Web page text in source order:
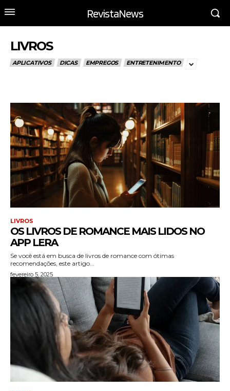
RevistaNews
LIVROS
APLICATIVOS DICAS EMPREGOS ENTRETENIMENTO
LIVROS
OS LIVROS DE ROMANCE MAIS LIDOS NO
APP LERA
Se você está em busca de livros de romance com ótimas
recomendações, este artigo...
fevereiro 5, 2025